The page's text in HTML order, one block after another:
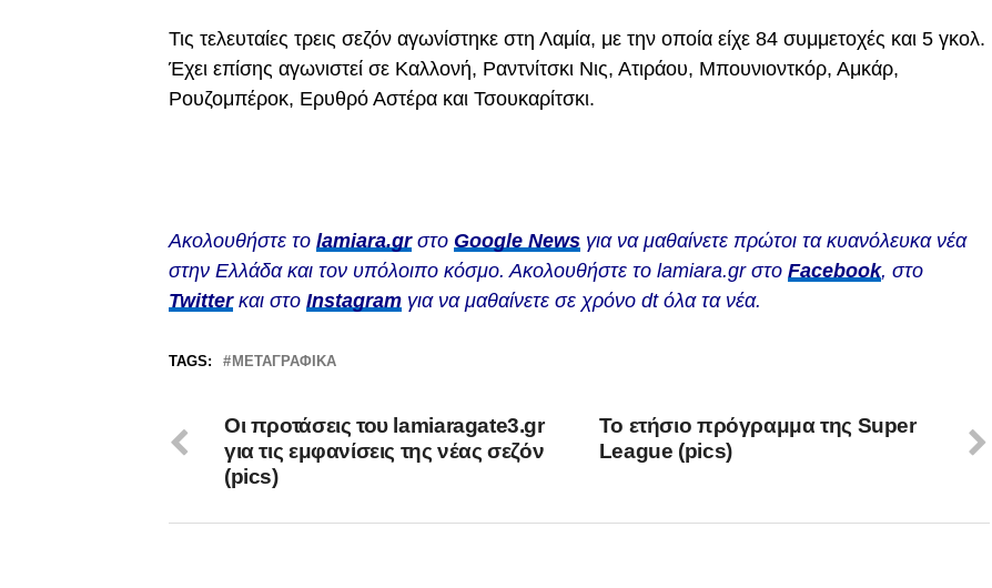
Τις τελευταίες τρεις σεζόν αγωνίστηκε στη Λαμία, με την οποία είχε 84 συμμετοχές και 5 γκολ.
Έχει επίσης αγωνιστεί σε Καλλονή, Ραντνίτσκι Νις, Ατιράου, Μπουνιοντκόρ, Αμκάρ,
Ρουζομπέροκ, Ερυθρό Αστέρα και Τσουκαρίτσκι.
Ακολουθήστε το lamiara.grστο Google News για να μαθαίνετε πρώτοι τα κυανόλευκα νέα
στην Ελλάδα και τον υπόλοιπο κόσμο. Ακολουθήστε το lamiara.gr στο Facebook, στο
Twitterκαι στο Instagram για να μαθαίνετε σε χρόνο dt όλα τα νέα.
TAGS: ΜΕΤΑΓΡΑΦΙΚΆ
Το ετήσιο πρόγραμμα της Super
League (pics)
Οι προτάσεις του lamiaragate3.gr
για τις εμφανίσεις της νέας σεζόν
(pics)